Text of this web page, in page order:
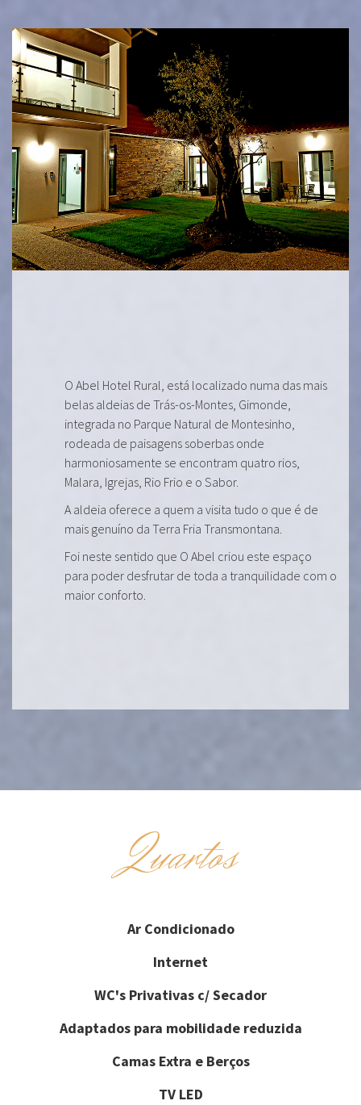
O Abel Hotel Rural, está localizado numa das mais
belas aldeias de Trás-os-Montes, Gimonde,
integrada no Parque Natural de Montesinho,
rodeada de paisagens soberbas onde
harmoniosamente se encontram quatro rios,
Malara, Igrejas, Rio Frio e o Sabor.
A aldeia oferece a quem a visita tudo o que é de
mais genuíno da Terra Fria Transmontana.
Foi neste sentido que O Abel criou este espaço
para poder desfrutar de toda a tranquilidade com o
maior conforto.
Quartos
Ar Condicionado
Internet
WC's Privativas c/ Secador
Adaptados para mobilidade reduzida
Camas Extra e Berços
TV LED